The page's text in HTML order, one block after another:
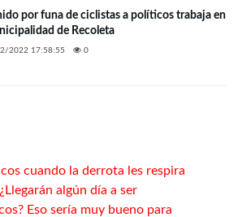
por funa de ciclistas a políticos trabaja en
de Recoleta
2022 17:58:55 0
cuando la derrota les respira
algún día a ser
Eso sería muy bueno para